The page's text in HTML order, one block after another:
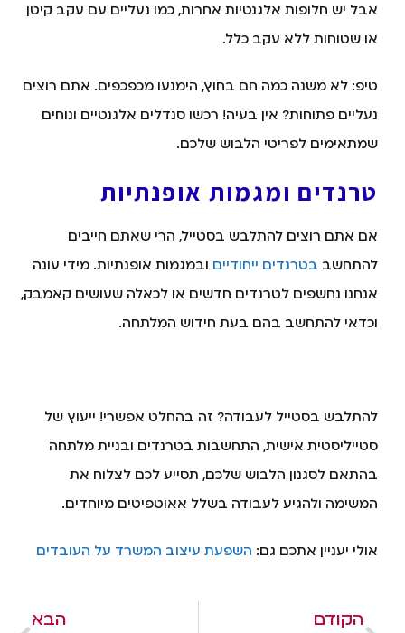
אבל יש חלופות אלגנטיות אחרות, כמו נעליים עם עקב קיטן
או שטוחות ללא עקב כלל.
טיפ: לא משנה כמה חם בחוץ, הימנעו מכפכפים. אתם רוצים
נעליים פתוחות? אין בעיה! רכשו סנדלים אלגנטיים ונוחים
שמתאימים לפריטי הלבוש שלכם.
טרנדים ומגמות אופנתיות
אם אתם רוצים להתלבש בסטייל, הרי שאתם חייבים
להתחשב בטרנדים ייחודיים ובמגמות אופנתיות. מידי עונה
אנחנו נחשפים לטרנדים חדשים או לכאלה שעושים קאמבק,
וכדאי להתחשב בהם בעת חידוש המלתחה.
להתלבש בסטייל לעבודה? זה בהחלט אפשרי! ייעוץ של
סטייליסטית אישית, התחשבות בטרנדים ובניית מלתחה
בהתאם לסגנון הלבוש שלכם, תסייע לכם לצלוח את
המשימה ולהגיע לעבודה בשלל אאוטפיטים מיוחדים.
אולי יעניין אתכם גם: השפעת עיצוב המשרד על העובדים
הקודם הבא